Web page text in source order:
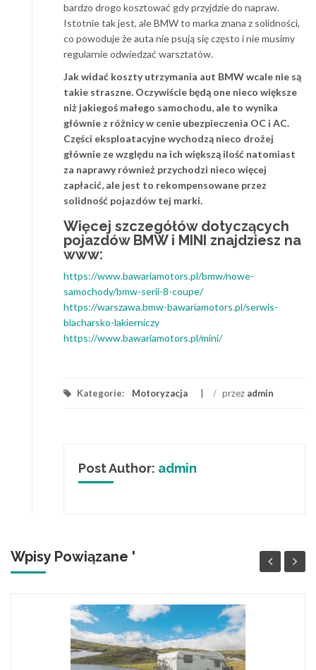
bardzo drogo kosztować gdy przyjdzie do napraw.
Istotnie tak jest, ale BMW to marka znana z solidności,
co powoduje że auta nie psują się często i nie musimy
regularnie odwiedzać warsztatów.
Jak widać koszty utrzymania aut BMW wcale nie są
takie straszne. Oczywiście będą one nieco większe
niż jakiegoś małego samochodu, ale to wynika
głównie z różnicy w cenie ubezpieczenia OC i AC.
Części eksploatacyjne wychodzą nieco drożej
głównie ze względu na ich większą ilość natomiast
za naprawy również przychodzi nieco więcej
zapłacić, ale jest to rekompensowane przez
solidność pojazdów tej marki.
Więcej szczegółów dotyczących
pojazdów BMW i MINI znajdziesz na
www:
https://www.bawariamotors.pl/bmw/nowe-
samochody/bmw-serii-8-coupe/
https://warszawa.bmw-bawariamotors.pl/serwis-
blacharsko-lakierniczy
https://www.bawariamotors.pl/mini/
Kategorie: Motoryzacja / przez admin
Post Author: admin
Wpisy Powiązane '